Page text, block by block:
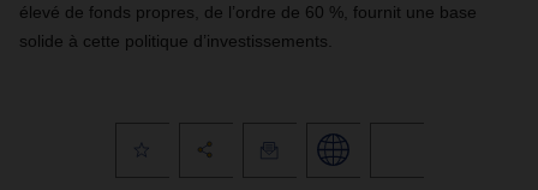
élevé de fonds propres, de l’ordre de 60 %, fournit une base
solide à cette politique d’investissements.